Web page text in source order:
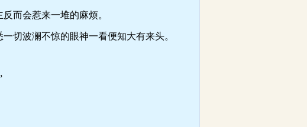
而会惹来一堆的麻烦。
波澜不惊的眼神一看便知大有来头。